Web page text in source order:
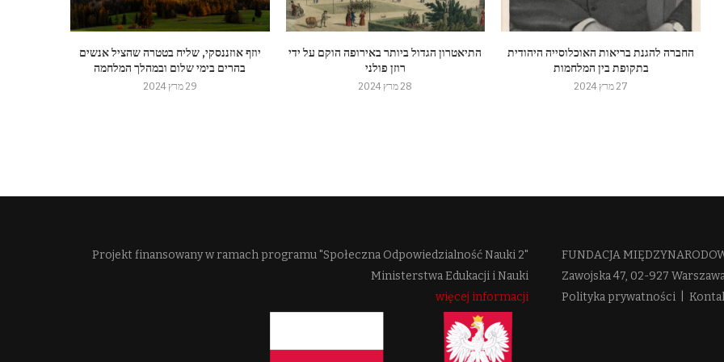
יוזף אוזננסקי, שליח בטטרה שהציל אנשים
בהרים בימי שלום ובמהלך המלחמה
29 מרץ 2024
התיאטרון הגדול ביותר באירופה הוקם על ידי
רוזן פולני
28 מרץ 2024
החברה להגנת בריאות האוכלוסייה היהודית
בתקופת בין המלחמות
27 מרץ 2024
FUNDACJA
Zawojska 47, 02-927
Polityka prywatności |
Projekt finansowany w ramach programu "Społeczna Odpowiedzialność Nauki 2"
Ministerstwa Edukacji i Nauki
więcej informacji